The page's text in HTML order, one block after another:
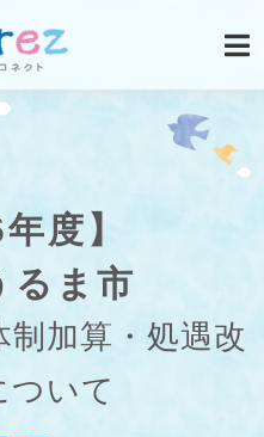
度】
るま市
加算・処遇改
ついて